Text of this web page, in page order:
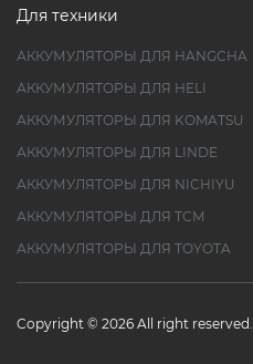
Для техники
АККУМУЛЯТОРЫ ДЛЯ HANGCHA
АККУМУЛЯТОРЫ ДЛЯ HELI
АККУМУЛЯТОРЫ ДЛЯ KOMATSU
АККУМУЛЯТОРЫ ДЛЯ LINDE
АККУМУЛЯТОРЫ ДЛЯ NICHIYU
АККУМУЛЯТОРЫ ДЛЯ TCM
АККУМУЛЯТОРЫ ДЛЯ TOYOTA
Copyright © 2026 All right reserved.